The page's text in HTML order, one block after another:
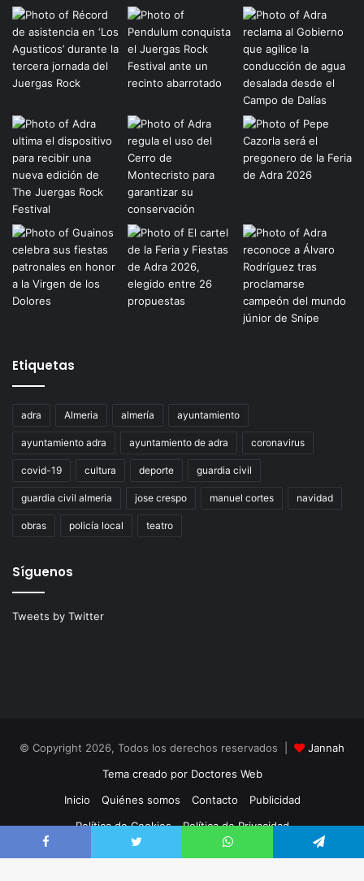
Etiquetas
adra Almeria almería ayuntamiento
ayuntamiento adra ayuntamiento de adra coronavirus
covid-19 cultura deporte guardia civil
guardia civil almeria jose crespo manuel cortes navidad
obras policía local teatro
Síguenos
Tweets by Twitter
© Copyright 2026, Todos los derechos reservados |
Jannah
Tema creado por Doctores Web
Inicio
Quiénes somos Contacto
Publicidad
Política de Cookies
Política de Privacidad
Facebook
Twitter
Facebook Twitter WhatsApp Telegram